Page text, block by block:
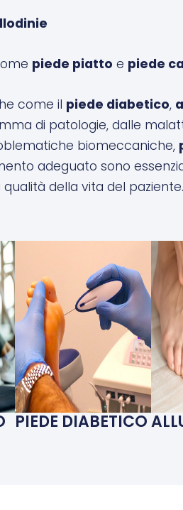
piede piatto e piede
come il piede diabetico,
di patologie, dalle
biomeccaniche,
adeguato sono
della vita del paziente.
PIEDE DIABETICO